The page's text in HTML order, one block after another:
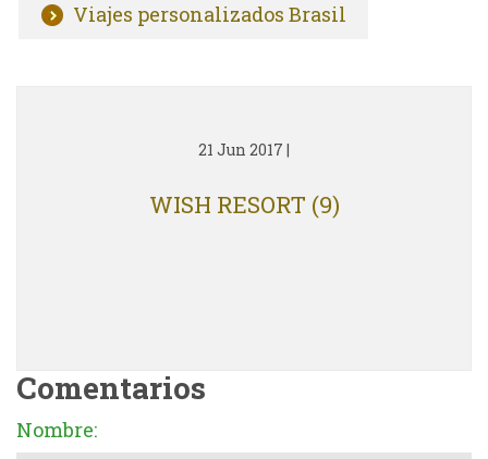
Viajes personalizados Brasil
21 Jun 2017 |
WISH RESORT (9)
Comentarios
Nombre: